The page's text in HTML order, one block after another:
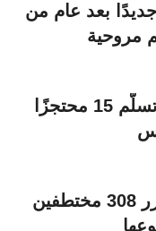
جديدًا بعد عام من
مروحية
الحكومة الكونغولية تسلّم 15 محتجزًا
القوات النيجيرية تحرر 308 مختطفين